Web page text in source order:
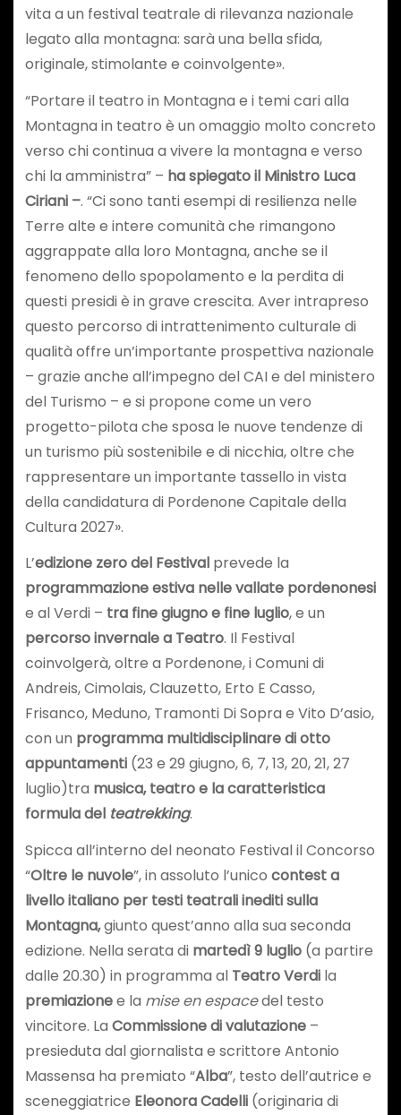
vita a un festival teatrale di rilevanza nazionale
legato alla montagna: sarà una bella sfida,
originale, stimolante e coinvolgente».
“Portare il teatro in Montagna e i temi cari alla
Montagna in teatro è un omaggio molto concreto
verso chi continua a vivere la montagna e verso
chi la amministra” – ha spiegato il Ministro Luca
Ciriani –. “Ci sono tanti esempi di resilienza nelle
Terre alte e intere comunità che rimangono
aggrappate alla loro Montagna, anche se il
fenomeno dello spopolamento e la perdita di
questi presidi è in grave crescita. Aver intrapreso
questo percorso di intrattenimento culturale di
qualità offre un’importante prospettiva nazionale
– grazie anche all’impegno del CAI e del ministero
del Turismo – e si propone come un vero
progetto-pilota che sposa le nuove tendenze di
un turismo più sostenibile e di nicchia, oltre che
rappresentare un importante tassello in vista
della candidatura di Pordenone Capitale della
Cultura 2027».
L’edizione zero del Festivalprevede la
programmazione estiva nelle vallate pordenonesi
e al Verdi – tra fine giugno e fine luglio, e un
percorso invernale a Teatro. Il Festival
coinvolgerà, oltre a Pordenone, i Comuni di
Andreis, Cimolais, Clauzetto, Erto E Casso,
Frisanco, Meduno, Tramonti Di Sopra e Vito D’asio,
con un programma multidisciplinare di otto
appuntamenti (23 e 29 giugno, 6, 7, 13, 20, 21, 27
luglio)tra musica, teatro e la caratteristica
formula del teatrekking.
Spicca all’interno del neonato Festival il Concorso
“Oltre le nuvole”, in assoluto l’unico contest a
livello italiano per testi teatrali inediti sulla
Montagna,giunto quest’anno alla sua seconda
edizione. Nella serata di martedì 9 luglio(a partire
dalle 20.30) in programma al Teatro Verdila
premiazionee la mise en espacedel testo
vincitore. La Commissione di valutazione–
presieduta dal giornalista e scrittore Antonio
Massensa ha premiato “Alba”, testo dell’autrice e
sceneggiatrice Eleonora Cadelli(originaria di